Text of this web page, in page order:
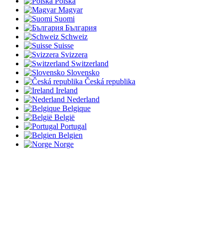
Magyar
Suomi
България
Schweiz
Suisse
Svizzera
Switzerland
Slovensko
Česká republika
Ireland
Nederland
Belgique
België
Portugal
Belgien
Norge